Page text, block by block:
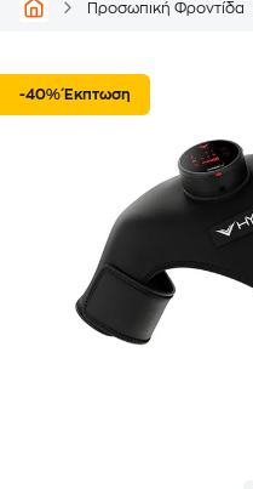
Προσωπική Φροντίδα
-40% Έκπτωση